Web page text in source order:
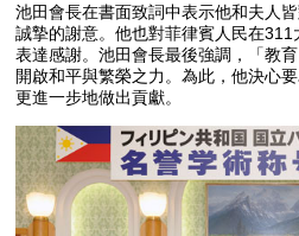
池田會長在書面致詞中表示他和夫人
誠摯的謝意。他也對菲律賓人民在
表達感謝。池田會長最後強調，「教
開啟和平與繁榮之力。為此，他決心
更進一步地做出貢獻。